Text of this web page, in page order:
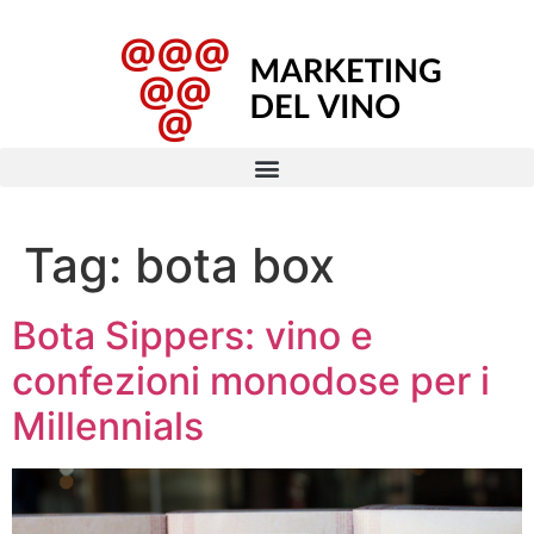
Tag: bota box
Bota Sippers: vino e
confezioni monodose per i
Millennials